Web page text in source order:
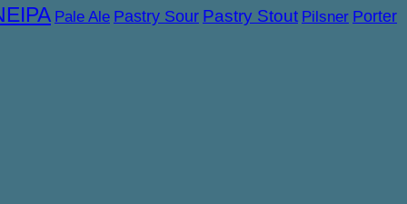
Pale Ale Pastry Sour Pastry Stout Pilsner Porter